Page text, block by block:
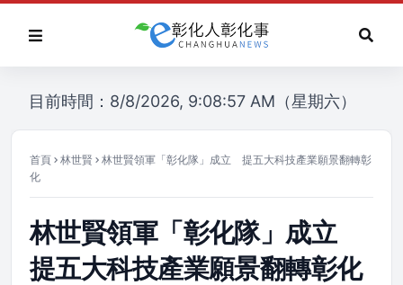
目前時間：8/8/2026, 9:08:57 AM（星期六）
首頁 林世賢
林世賢領軍「彰化隊」成立 提五大科技產業願景翻轉彰
化
林世賢領軍「彰化隊」成立
提五大科技產業願景翻轉彰化